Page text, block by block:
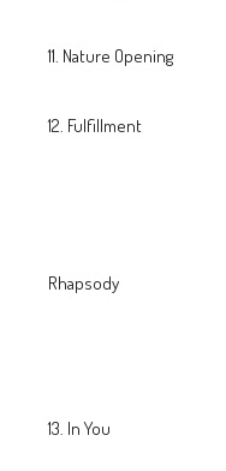
Nature Opening
Fulfillment
Rhapsody
In You